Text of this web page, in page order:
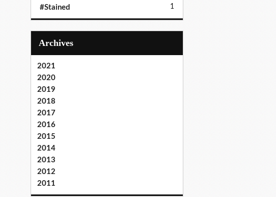
#Stained 1
Archives
2021
2020
2019
2018
2017
2016
2015
2014
2013
2012
2011